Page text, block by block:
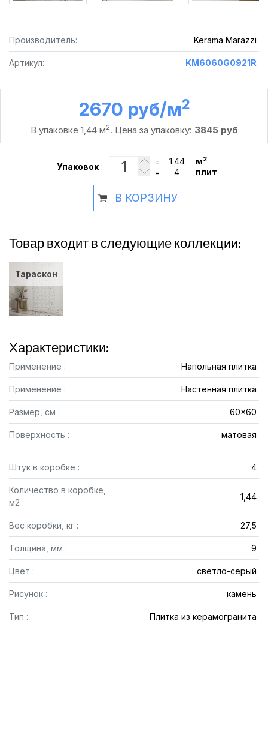
Производитель: Kerama Marazzi
Артикул: KM6060G0921R
2670 руб /м2
В упаковке 1,44 м2. Цена за упаковку: 3845 руб
Упаковок :
= м2
= плит
В КОРЗИНУ
Товар входит в следующие коллекции:
Тараскон
Характеристики:
Применение : Напольная плитка
Применение : Настенная плитка
Размер, см : 60x60
Поверхность : матовая
Штук в коробке : 4
Количество в коробке,
м2 :
1,44
Вес коробки, кг : 27,5
Толщина, мм : 9
Цвет : светло-серый
Рисунок : камень
Тип : Плитка из керамогранита